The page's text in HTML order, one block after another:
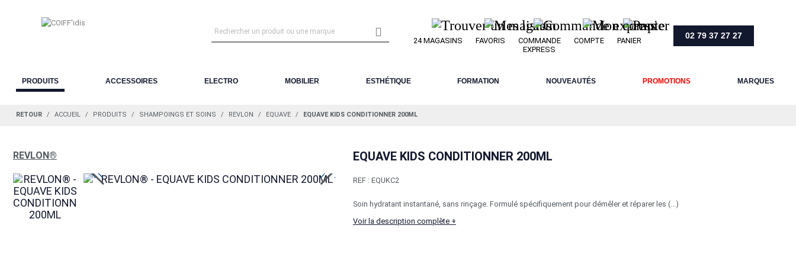

24 MAGASINS FAVORIS
COMMANDE
EXPRESS
COMPTE PANIER
02 79 37 27 27
PRODUITS ACCESSOIRES ELECTRO MOBILIER ESTHÉTIQUE FORMATION NOUVEAUTÉS PROMOTIONS MARQUES
RETOUR ACCUEIL PRODUITS SHAMPOINGS ET SOINS REVLON EQUAVE EQUAVE KIDS CONDITIONNER 200ML
REVLON® EQUAVE KIDS CONDITIONNER 200ML
REF : EQUKC2
Soin hydratant instantané, sans rinçage. Formulé spécifiquement pour démêler et réparer les (...)
Voir la description complète +